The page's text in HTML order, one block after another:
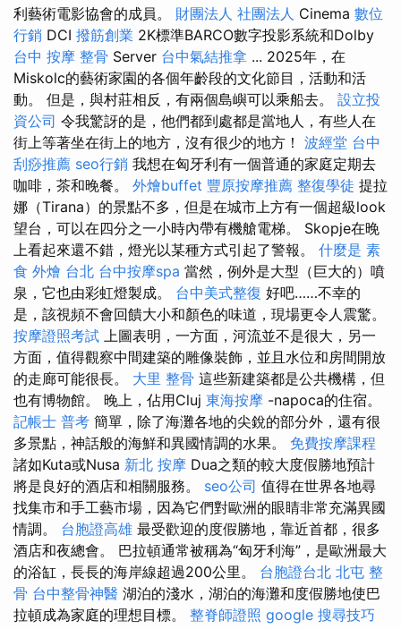
利藝術電影協會的成員。 財團法人 社團法人 Cinema 數位
行銷 DCI 撥筋創業 2K標準BARCO數字投影系統和Dolby
台中 按摩 整骨 Server 台中氣結推拿 ... 2025年，在
Miskolc的藝術家園的各個年齡段的文化節目，活動和活
動。 但是，與村莊相反，有兩個島嶼可以乘船去。 設立投
資公司 令我驚訝的是，他們都到處都是當地人，有些人在
街上等著坐在街上的地方，沒有很少的地方！ 波經堂 台中
刮痧推薦 seo行銷 我想在匈牙利有一個普通的家庭定期去
咖啡，茶和晚餐。 外燴buffet 豐原按摩推薦 整復學徒 提拉
娜（Tirana）的景點不多，但是在城市上方有一個超級look
望台，可以在四分之一小時內帶有機艙電梯。 Skopje在晚
上看起來還不錯，燈光以某種方式引起了警報。 什麼是 素
食 外燴 台北 台中按摩spa 當然，例外是大型（巨大的）噴
泉，它也由彩虹燈製成。 台中美式整復 好吧……不幸的
是，該視頻不會回饋大小和顏色的味道，現場更令人震驚。
按摩證照考試 上圖表明，一方面，河流並不是很大，另一
方面，值得觀察中間建築的雕像裝飾，並且水位和房間開放
的走廊可能很長。 大里 整骨 這些新建築都是公共機構，但
也有博物館。 晚上，佔用Cluj 東海按摩 -napoca的住宿。
記帳士 普考 簡單，除了海灘各地的尖銳的部分外，還有很
多景點，神話般的海鮮和異國情調的水果。 免費按摩課程
諸如Kuta或Nusa 新北 按摩 Dua之類的較大度假勝地預計
將是良好的酒店和相關服務。 seo公司 值得在世界各地尋
找集市和手工藝市場，因為它們對歐洲的眼睛非常充滿異國
情調。 台胞證高雄 最受歡迎的度假勝地，靠近首都，很多
酒店和夜總會。 巴拉頓通常被稱為“匈牙利海”，是歐洲最大
的浴缸，長長的海岸線超過200公里。 台胞證台北 北屯 整
骨 台中整骨神醫 湖泊的淺水，湖泊的海灘和度假勝地使巴
拉頓成為家庭的理想目標。 整脊師證照 google 搜尋技巧